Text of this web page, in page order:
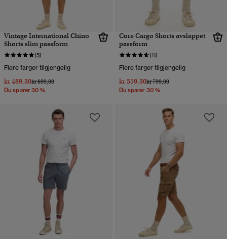
Vintage International Chino
Shorts slim passform
(5)
Flere farger tilgjengelig
kr 489,30Pris nedsatt fra
kr 699,00til
Du sparer 30 %
Core Cargo Shorts avslappet
passform
(11)
Flere farger tilgjengelig
kr 559,30Pris nedsatt fra
kr 799,00til
Du sparer 30 %